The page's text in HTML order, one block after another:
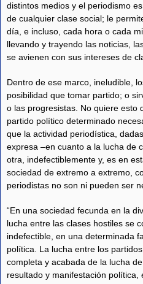
distintos medios y el periodismo
de cualquier clase social; le
día, e incluso, cada hora o cada
llevando y trayendo las noticias,
se avienen con sus intereses de
Dentro de ese marco, ineludible,
posibilidad que tomar partido; o
o las progresistas. No quiere esto
partido político determinado
que la actividad periodística,
expresa –en cuanto a la lucha de
otra, indefectiblemente y, es en
sociedad de extremo a extremo,
periodistas no son ni pueden ser
“En una sociedad fecunda en la
lucha entre las clases hostiles se
indefectible, en una determinada
política. La lucha entre los
completa y acabada de la lucha
resultado y manifestación política,